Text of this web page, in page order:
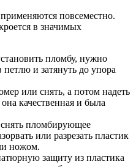
повсеместно.
в значимых
пломбу, нужно
и затянуть до упора
или снять, а потом надеть
качественная и была
пломбирующее
или разрезать пластик
ножом.
защиту из пластика